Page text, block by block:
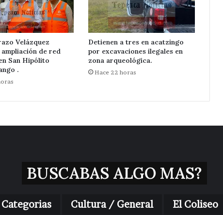
Velázquez
de red
San Hipólito
.
Detienen a tres en acatzingo
por excavaciones ilegales en
zona arqueológica.
Hace 22 horas
BUSCABAS ALGO MAS?
Categorias Cultura / General El Coliseo